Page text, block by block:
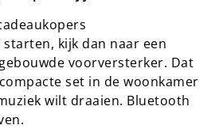
kijk dan naar een
voorversterker. Dat
set in de woonkamer
wilt draaien. Bluetooth